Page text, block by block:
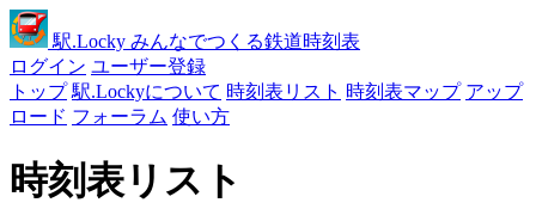
駅.Locky みんなでつくる鉄道時刻表
ログイン ユーザー登録
トップ 駅.Lockyについて 時刻表リスト 時刻表マップ アップ
ロード フォーラム 使い方
時刻表リスト